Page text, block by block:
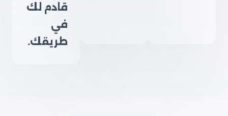
قادم لك
في
طريقك.